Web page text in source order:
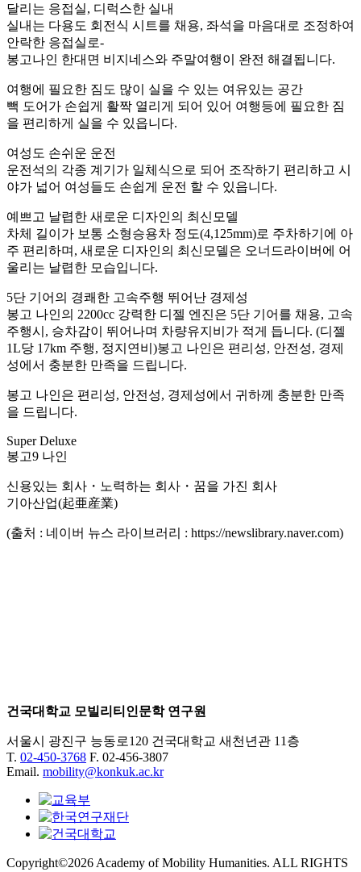
달리는 응접실, 디럭스한 실내
실내는 다용도 회전식 시트를 채용, 좌석을 마음대로 조정하여
안락한 응접실로-
봉고나인 한대면 비지네스와 주말여행이 완전 해결됩니다.
여행에 필요한 짐도 많이 실을 수 있는 여유있는 공간
빽 도어가 손쉽게 활짝 열리게 되어 있어 여행등에 필요한 짐
을 편리하게 실을 수 있읍니다.
여성도 손쉬운 운전
운전석의 각종 계기가 일체식으로 되어 조작하기 편리하고 시
야가 넓어 여성들도 손쉽게 운전 할 수 있읍니다.
예쁘고 날렵한 새로운 디자인의 최신모델
차체 길이가 보통 소형승용차 정도(4,125mm)로 주차하기에 아
주 편리하며, 새로운 디자인의 최신모델은 오너드라이버에 어
울리는 날렵한 모습입니다.
5단 기어의 경쾌한 고속주행 뛰어난 경제성
봉고 나인의 2200cc 강력한 디젤 엔진은 5단 기어를 채용, 고속
주행시, 승차감이 뛰어나며 차량유지비가 적게 듭니다. (디젤
1L당 17km 주행, 정지연비)봉고 나인은 편리성, 안전성, 경제
성에서 충분한 만족을 드립니다.
봉고 나인은 편리성, 안전성, 경제성에서 귀하께 충분한 만족
을 드립니다.
Super Deluxe
봉고9 나인
신용있는 회사・노력하는 회사・꿈을 가진 회사
기아산업(起亜産業)
(출처 : 네이버 뉴스 라이브러리 : https://newslibrary.naver.com)
건국대학교 모빌리티인문학 연구원
서울시 광진구 능동로120 건국대학교 새천년관 11층
T. 02-450-3768 F. 02-456-3807
Email. mobility@konkuk.ac.kr
Copyright©2026 Academy of Mobility Humanities. ALL RIGHTS